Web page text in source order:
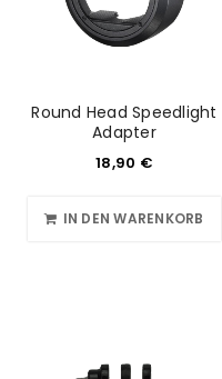
Round Head Speedlight
Adapter
18,90 €
IN DEN WARENKORB